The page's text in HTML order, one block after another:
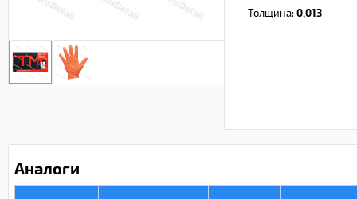
Толщина: 0,013
Аналоги